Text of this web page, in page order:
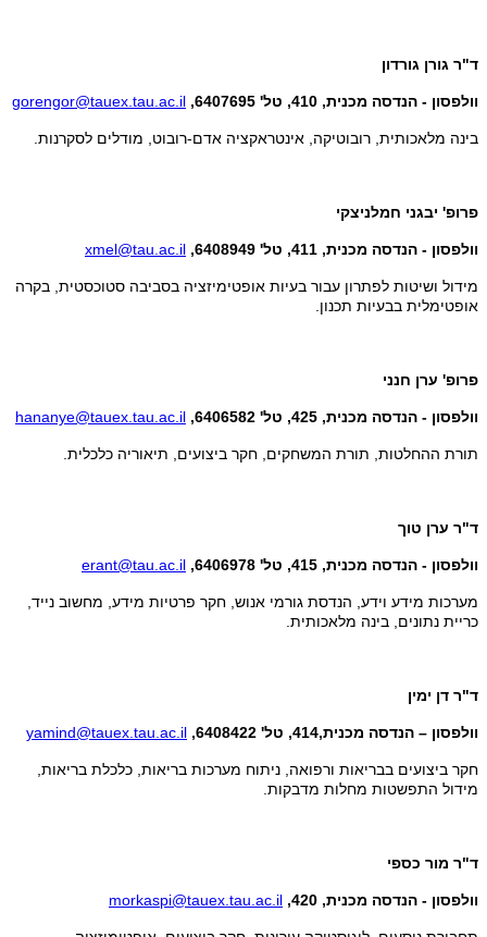
ד"ר גורן גורדון
וולפסון - הנדסה מכנית, 410, טל' 6407695, gorengor@tauex.tau.ac.il
בינה מלאכותית, רובוטיקה, אינטראקציה אדם-רובוט, מודלים לסקרנות.
פרופ' יבגני חמלניצקי
וולפסון - הנדסה מכנית, 411, טל' 6408949, xmel@tau.ac.il
מידול ושיטות לפתרון עבור בעיות אופטימיזציה בסביבה סטוכסטית, בקרה
אופטימלית בבעיות תכנון.
פרופ' ערן חנני
וולפסון - הנדסה מכנית, 425, טל' 6406582, hananye@tauex.tau.ac.il
תורת ההחלטות, תורת המשחקים, חקר ביצועים, תיאוריה כלכלית.
ד"ר ערן טוך
וולפסון - הנדסה מכנית, 415, טל' 6406978, erant@tau.ac.il
מערכות מידע וידע, הנדסת גורמי אנוש, חקר פרטיות מידע, מחשוב נייד,
כריית נתונים, בינה מלאכותית.
ד"ר דן ימין
וולפסון – הנדסה מכנית,414, טל' 6408422, yamind@tauex.tau.ac.il
חקר ביצועים בבריאות ורפואה, ניתוח מערכות בריאות, כלכלת בריאות,
מידול התפשטות מחלות מדבקות.
ד"ר מור כספי
וולפסון - הנדסה מכנית, 420, morkaspi@tauex.tau.ac.il